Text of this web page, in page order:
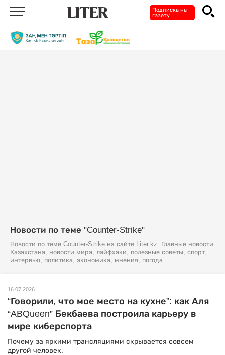
Подписка на
газету
Новости по теме "Counter-Strike"
Новости по теме Counter-Strike на сайте Liter.kz. Главные новости
Казахстана, новости мира, лайфхаки, полезные советы, спорт,
интервью, политика, экономика, мнения, погода.
16.07.2026
“Говорили, что мое место на кухне”: как Аля
“ABQueen” Бекбаева построила карьеру в
мире киберспорта
Почему за яркими трансляциями скрывается совсем
другой человек.